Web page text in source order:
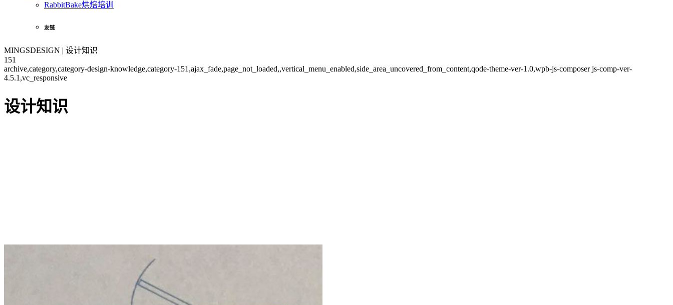
RabbitBake烘焙培训
友链
MINGSDESIGN | 设计知识
151
archive,category,category-design-knowledge,category-151,ajax_fade,page_not_loaded,,vertical_menu_enabled,side_area_uncovered_from_content,qode-theme-ver-1.0,wpb-js-composer js-comp-ver-
4.5.1,vc_responsive
设计知识